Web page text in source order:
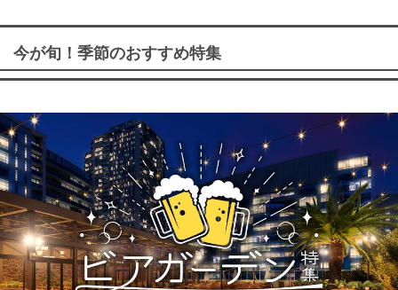
今が旬！季節のおすすめ特集